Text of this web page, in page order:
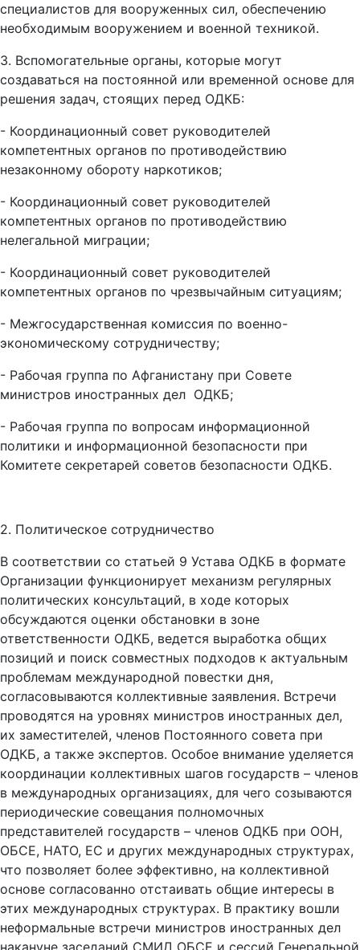
специалистов для вооруженных сил, обеспечению
необходимым вооружением и военной техникой.
3. Вспомогательные органы, которые могут
создаваться на постоянной или временной основе для
решения задач, стоящих перед ОДКБ:
- Координационный совет руководителей
компетентных органов по противодействию
незаконному обороту наркотиков;
- Координационный совет руководителей
компетентных органов по противодействию
нелегальной миграции;
- Координационный совет руководителей
компетентных органов по чрезвычайным ситуациям;
- Межгосударственная комиссия по военно-
экономическому сотрудничеству;
- Рабочая группа по Афганистану при Совете
министров иностранных дел ОДКБ;
- Рабочая группа по вопросам информационной
политики и информационной безопасности при
Комитете секретарей советов безопасности ОДКБ.
2. Политическое сотрудничество
В соответствии со статьей 9 Устава ОДКБ в формате
Организации функционирует механизм регулярных
политических консультаций, в ходе которых
обсуждаются оценки обстановки в зоне
ответственности ОДКБ, ведется выработка общих
позиций и поиск совместных подходов к актуальным
проблемам международной повестки дня,
согласовываются коллективные заявления. Встречи
проводятся на уровнях министров иностранных дел,
их заместителей, членов Постоянного совета при
ОДКБ, а также экспертов. Особое внимание уделяется
координации коллективных шагов государств – членов
в международных организациях, для чего созываются
периодические совещания полномочных
представителей государств – членов ОДКБ при ООН,
ОБСЕ, НАТО, ЕС и других международных структурах,
что позволяет более эффективно, на коллективной
основе согласованно отстаивать общие интересы в
этих международных структурах. В практику вошли
неформальные встречи министров иностранных дел